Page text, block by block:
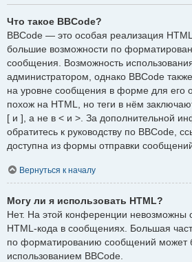
Что такое BBCode?
BBCode — это особая реализация
большие возможности по
сообщения. Возможность
администратором, однако BBCode
на уровне сообщения в форме для его
похож на HTML, но теги в нём
[ и ], а не в < и >. За дополнительной
обратитесь к руководству по BBCode,
доступна из формы отправки
Вернуться к началу
Могу ли я использовать HTML?
Нет. На этой конференции невозможны
HTML-кода в сообщениях. Большая
по форматированию сообщений может
использованием BBCode.